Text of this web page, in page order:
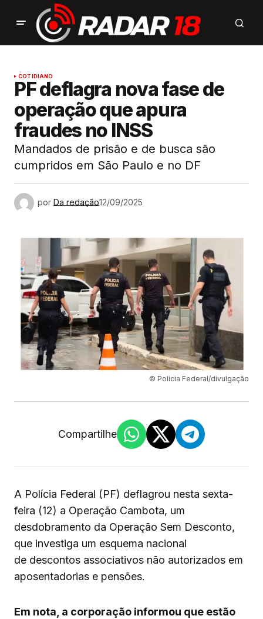
COTIDIANO
PF deflagra nova fase de
operação que apura
fraudes no INSS
Mandados de prisão e de busca são
cumpridos em São Paulo e no DF
por Da redação12/09/2025
© Policia Federal/divulgação
Compartilhe
A Polícia Federal (PF) deflagrou nesta sexta-
feira (12) a Operação Cambota, um
desdobramento da Operação Sem Desconto,
que investiga um esquema nacional
de descontos associativos não autorizados em
aposentadorias e pensões.
Em nota, a corporação informou que estão